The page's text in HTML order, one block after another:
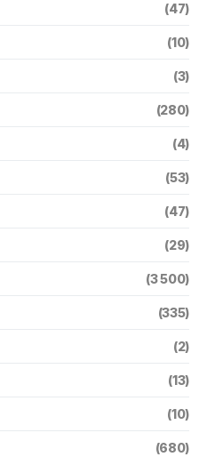
(47)
(10)
(3)
(280)
(4)
(53)
(47)
(29)
(3 500)
(335)
(2)
(13)
(10)
(680)